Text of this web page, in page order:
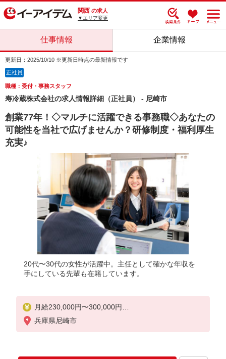
関西 の求人
▼エリア変更
仕事情報 企業情報
更新日：2025/10/10 ※更新日時点の最新情報です
正社員
職種：受付・事務スタッフ
寿冷蔵株式会社の求人情報詳細（正社員） - 尼崎市
創業77年！◇マルチに活躍できる事務職◇あなたの
可能性を当社で広げませんか？研修制度・福利厚生
充実♪
20代〜30代の女性が活躍中。主任として確かな年収を
手にしている先輩も在籍しています。
月給230,000円〜300,000円
◆昇給年1回
兵庫県尼崎市